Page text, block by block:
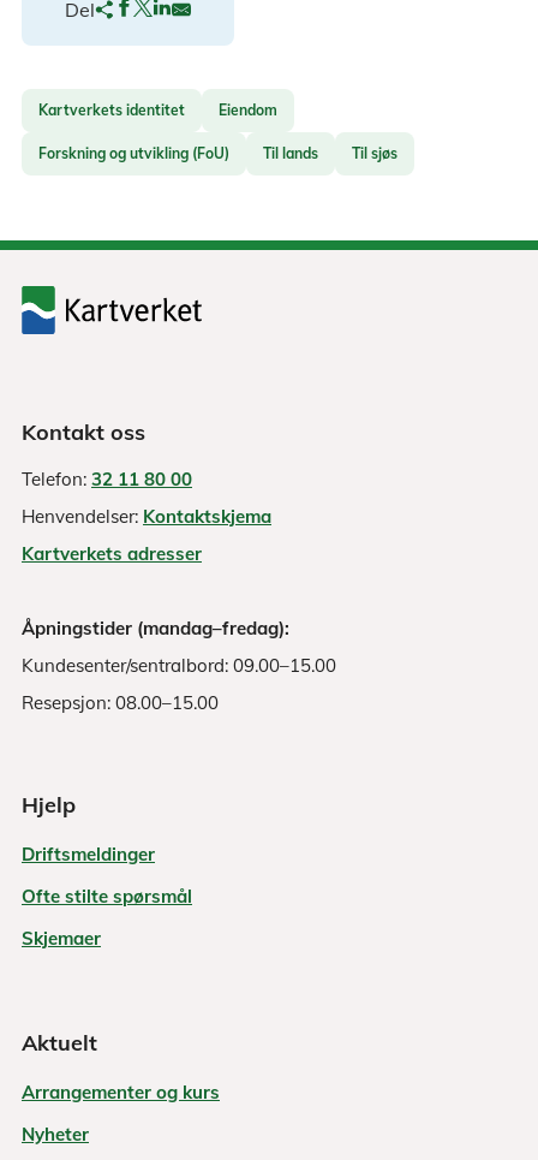
Del
Kartverkets identitet Eiendom
Forskning og utvikling (FoU) Til lands Til sjøs
Kontakt oss
Telefon: 32 11 80 00
Henvendelser: Kontaktskjema
Kartverkets adresser
Åpningstider (mandag–fredag):
Kundesenter/sentralbord: 09.00–15.00
Resepsjon: 08.00–15.00
Hjelp
Driftsmeldinger
Ofte stilte spørsmål
Skjemaer
Aktuelt
Arrangementer og kurs
Nyheter